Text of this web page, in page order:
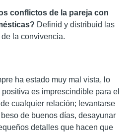
conflictos de la pareja con
Definid y distribuid las
la convivencia.
ha estado muy mal vista, lo
es imprescindible para el
cualquier relación; levantarse
de buenos días, desayunar
detalles que hacen que